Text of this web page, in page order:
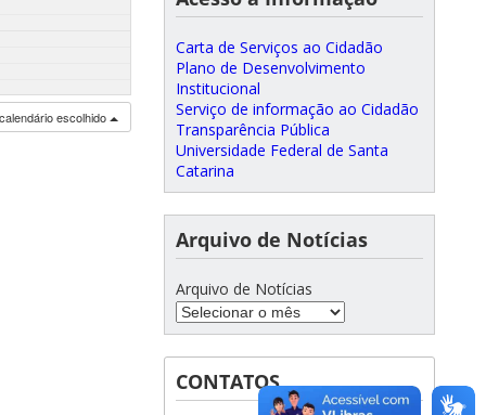
escolhido
Carta de Serviços ao Cidadão
Plano de Desenvolvimento
Institucional
Serviço de informação ao Cidadão
Transparência Pública
Universidade Federal de Santa
Catarina
Arquivo de Notícias
Arquivo de Notícias
CONTATOS